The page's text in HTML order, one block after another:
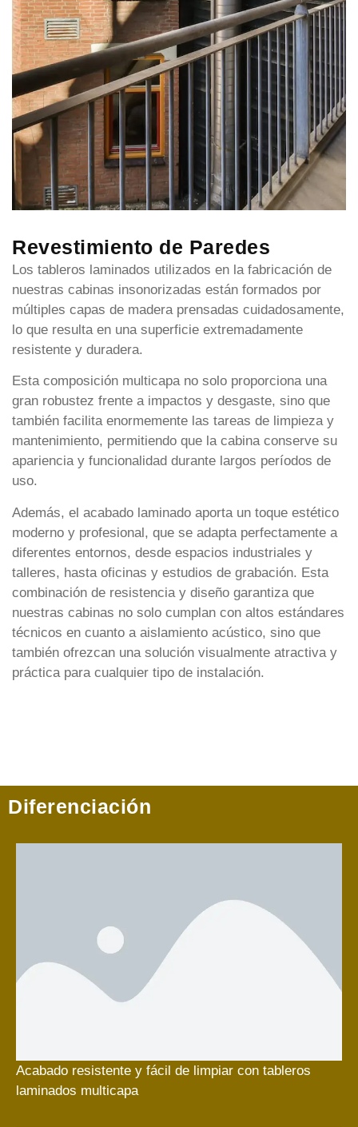
Revestimiento de Paredes
Los tableros laminados utilizados en la fabricación de
nuestras cabinas insonorizadas están formados por
múltiples capas de madera prensadas cuidadosamente,
lo que resulta en una superficie extremadamente
resistente y duradera.
Esta composición multicapa no solo proporciona una
gran robustez frente a impactos y desgaste, sino que
también facilita enormemente las tareas de limpieza y
mantenimiento, permitiendo que la cabina conserve su
apariencia y funcionalidad durante largos períodos de
uso.
Además, el acabado laminado aporta un toque estético
moderno y profesional, que se adapta perfectamente a
diferentes entornos, desde espacios industriales y
talleres, hasta oficinas y estudios de grabación. Esta
combinación de resistencia y diseño garantiza que
nuestras cabinas no solo cumplan con altos estándares
técnicos en cuanto a aislamiento acústico, sino que
también ofrezcan una solución visualmente atractiva y
práctica para cualquier tipo de instalación.
Diferenciación
Acabado resistente y fácil de limpiar con tableros
laminados multicapa